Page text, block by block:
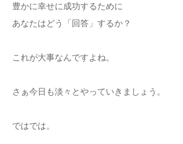
豊かに幸せに成功するために
あなたはどう「回答」するか？
これが大事なんですよね。
さぁ今日も淡々とやっていきましょう。
ではでは。